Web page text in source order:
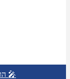
הופעות חיות בחו"ל 🎤